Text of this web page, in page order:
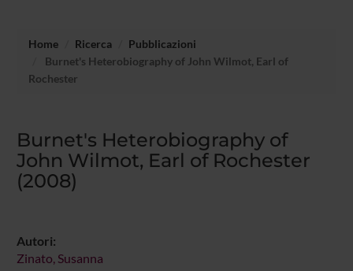
Home Ricerca
Pubblicazioni
Burnet's Heterobiography of John Wilmot, Earl of
Rochester
Burnet's Heterobiography of
John Wilmot, Earl of Rochester
(2008)
Autori:
Zinato, Susanna